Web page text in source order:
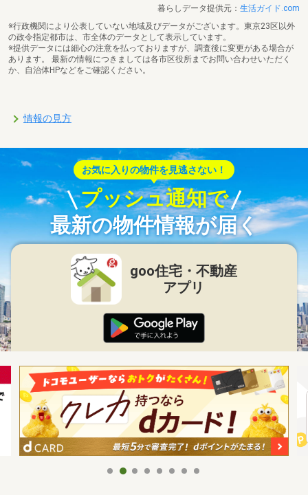
暮らしデータ提供元： 生活ガイド.com
※行政機関により公表していない地域及びデータがございます。東京23区以外
の政令指定都市は、市全体のデータとして表示しています。
※提供データには細心の注意を払っておりますが、調査後に変更がある場合が
あります。 最新の情報につきましては各市区役所までお問い合わせいただく
か、自治体HPなどをご確認ください。
情報の見方
お気に入りの物件を見逃さない！
プッシュ通知で
最新の物件情報が届く
goo住宅・不動産
アプリ